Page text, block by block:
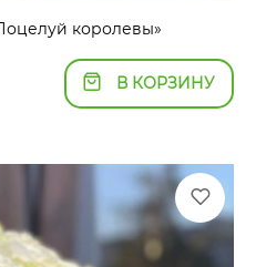
королевы»
В КОРЗИНУ